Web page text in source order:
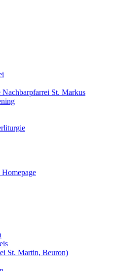
Nachbarpfarrei St. Markus
St. Martin, Beuron)